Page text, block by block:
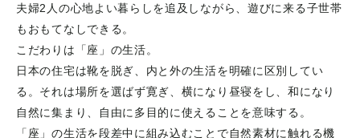
夫婦2人の心地よい暮らしを追及しながら、遊びに来る子世帯
もおもてなしできる。
こだわりは「座」の生活。
日本の住宅は靴を脱ぎ、内と外の生活を明確に区別してい
る。それは場所を選ばず寛ぎ、横になり昼寝をし、和になり
自然に集まり、自由に多目的に使えることを意味する。
「座」の生活を段差中に組み込むことで自然素材に触れる機